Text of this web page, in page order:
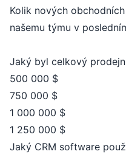
Kolik nových
našemu týmu v
Jaký byl celkový
500 000 $
750 000 $
1 000 000 $
1 250 000 $
Jaký CRM software